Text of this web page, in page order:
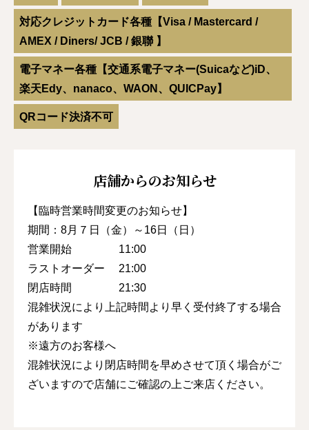
対応クレジットカード各種【Visa / Mastercard /
AMEX / Diners/ JCB / 銀聯 】
電子マネー各種【交通系電子マネー(Suicaなど)iD、
楽天Edy、nanaco、WAON、QUICPay】
QRコード決済不可
店舗からのお知らせ
【臨時営業時間変更のお知らせ】
期間：8月７日（金）～16日（日）
営業開始 11:00
ラストオーダー 21:00
閉店時間 21:30
混雑状況により上記時間より早く受付終了する場合
があります
※遠方のお客様へ
混雑状況により閉店時間を早めさせて頂く場合がご
ざいますので店舗にご確認の上ご来店ください。